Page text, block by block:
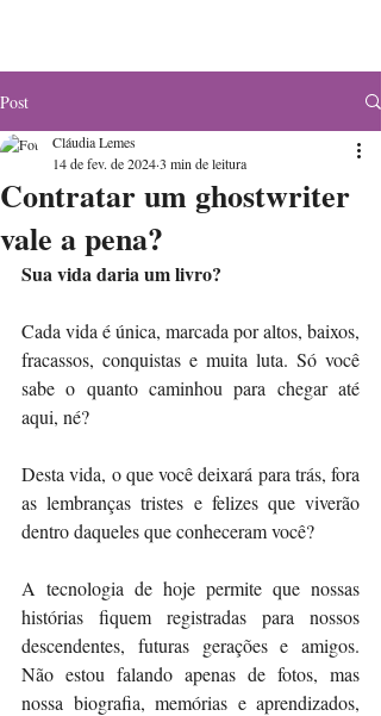
Post
Contratar um ghostwriter
vale a pena?
Cláudia Lemes
14 de fev. de 20243 min de leitura
Sua vida daria um livro?
Cada vida é única, marcada por altos, baixos,
fracassos, conquistas e muita luta. Só você
sabe o quanto caminhou para chegar até
aqui, né?
Desta vida, o que você deixará para trás, fora
as lembranças tristes e felizes que viverão
dentro daqueles que conheceram você?
A tecnologia de hoje permite que nossas
histórias fiquem registradas para nossos
descendentes, futuras gerações e amigos.
Não estou falando apenas de fotos, mas
nossa biografia, memórias e aprendizados,